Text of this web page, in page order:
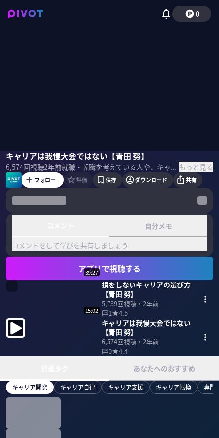
0
キャリアは我慢大会ではない【青田 努】
6,574回視聴2年前 就職・転職を考えている人や、キャリアにもやもやを感じている人へ。将来詰まないためのスキルの身につけ方を、リクルート・Amazon・LINEを渡り歩いた人事の専門家である青田努氏に聞いた。 もっと見る
青田努野嶋紗己子
フォロー 評価 保存 ダウンロード 共有
自分メモ
コメントをして学びを共有しましょう
アプリで視聴する
39:27
損をしないキャリアの選び方
【青田 努】
5,739回視聴・ 2年前
1
4.5
15:02
キャリアは我慢大会ではない
【青田 努】
6,574回視聴・ 2年前
0
4.4
あなたへのおすすめ
キャリア開発 キャリア自律 キャリア支援 キャリア転換 専門